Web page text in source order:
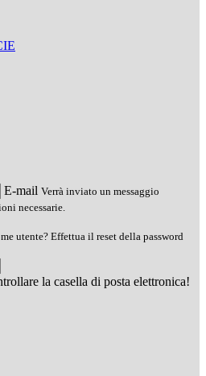
E-mail Verrà inviato un messaggio
necessarie.
utente? Effettua il reset della password
la casella di posta elettronica!